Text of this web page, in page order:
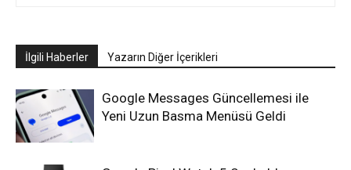
İlgili Haberler Yazarın Diğer İçerikleri
Google Messages Güncellemesi ile
Yeni Uzun Basma Menüsü Geldi